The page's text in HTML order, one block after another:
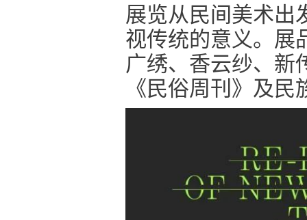
展览从民间美术出
视传统的意义。展
广绣、香云纱、新
《民俗周刊》及